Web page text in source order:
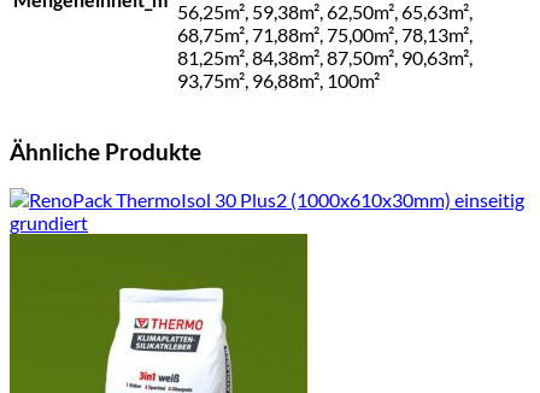
56,25m², 59,38m², 62,50m², 65,63m²,
68,75m², 71,88m², 75,00m², 78,13m²,
81,25m², 84,38m², 87,50m², 90,63m²,
93,75m², 96,88m², 100m²
Ähnliche Produkte